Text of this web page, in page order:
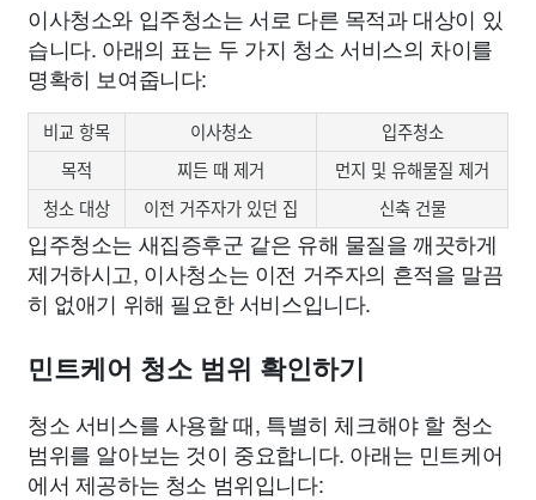
이사청소와 입주청소는 서로 다른 목적과 대상이 있
습니다. 아래의 표는 두 가지 청소 서비스의 차이를
명확히 보여줍니다:
비교 항목 이사청소
입주청소
목적
찌든 때 제거
먼지 및 유해물질 제거
청소 대상
이전 거주자가 있던 집 신축 건물
입주청소는 새집증후군 같은 유해 물질을 깨끗하게
제거하시고, 이사청소는 이전 거주자의 흔적을 말끔
히 없애기 위해 필요한 서비스입니다.
민트케어 청소 범위 확인하기
청소 서비스를 사용할 때, 특별히 체크해야 할 청소
범위를 알아보는 것이 중요합니다. 아래는 민트케어
에서 제공하는 청소 범위입니다: